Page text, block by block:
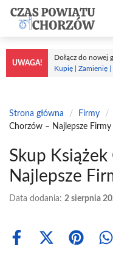
Przejdź
treści
UWAGA!
Dołącz do nowej
Kupię | Zamienię |
Strona główna / Firmy /
Chorzów – Najlepsze
Skup
Najlepsze
Data dodania: 2 sierpnia
Share
Share Share